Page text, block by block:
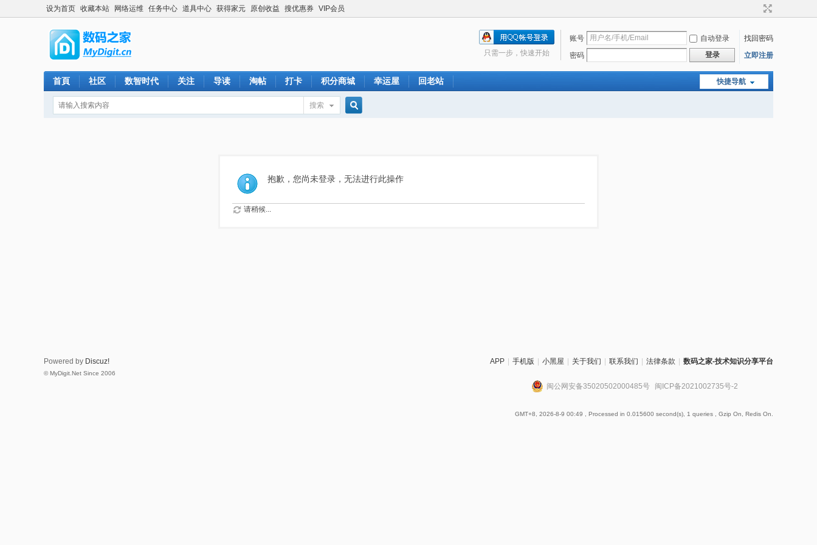
设为首页 收藏本站 网络运维 任务中心 道具中心 获得家元 原创收益 搜优惠券 VIP会员
账号 自动登录
找回密码
密码
登录 立即注册
只需一步，快速开始
快捷导航
首頁 社区 数智时代 关注 导读 淘帖 打卡 积分商城 幸运屋 回老站
搜索
索
抱歉，您尚未登录，无法进行此操作
请稍候...
APP 手机版 小黑屋 关于我们 联系我们 法律条款 数码之家-技术知识分享平台
闽公网安备35020502000485号 闽ICP备2021002735号-2
GMT+8, 2026-8-9 00:49 , Processed in 0.015600 second(s), 1 queries , Gzip On, Redis On.
Powered by Discuz!
© MyDigit.Net Since 2006